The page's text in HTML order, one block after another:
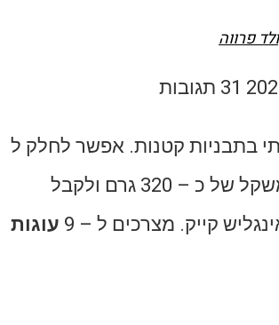
פרווה
31 תגובות
בתבניות קטנות. אפשר לחלק ל
קייק. מצרכים ל – 9
עוגות